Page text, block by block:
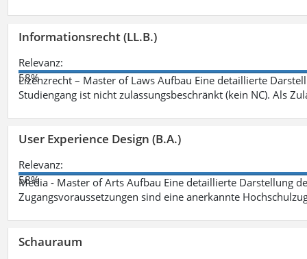
Informationsrecht (LL.B.)
Relevanz:
58%
Lizenzrecht – Master of Laws Aufbau Eine detaillierte
Studiengang ist nicht zulassungsbeschränkt (kein NC). Als
User Experience Design (B.A.)
Relevanz:
58%
Media - Master of Arts Aufbau Eine detaillierte Darstellung
Zugangsvoraussetzungen sind eine anerkannte
Schauraum